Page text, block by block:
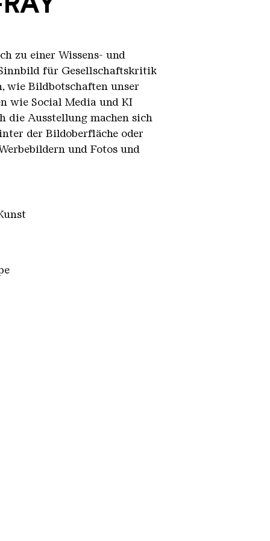
zu einer Wissens- und
für Gesellschaftskritik
wie Bildbotschaften unser
wie Social Media und KI
die Ausstellung machen sich
der Bildoberfläche oder
und Fotos und